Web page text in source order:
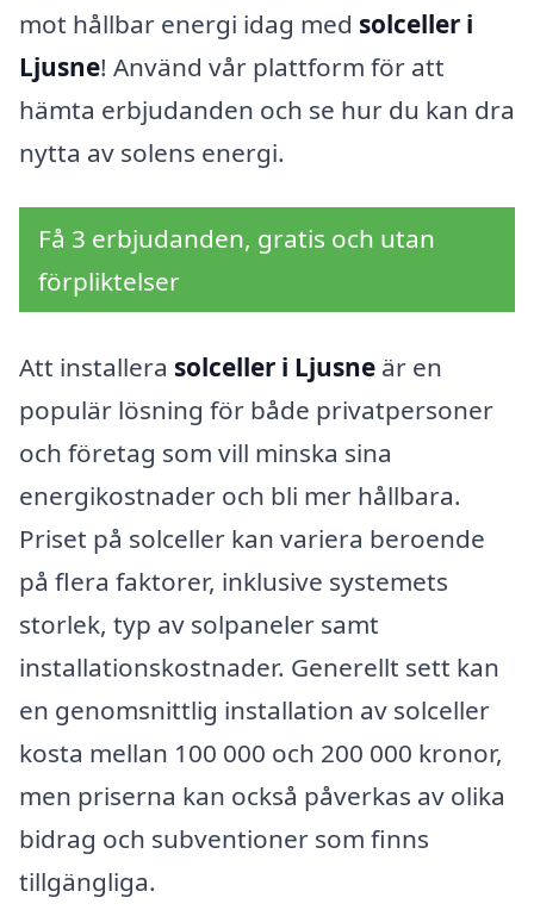
mot hållbar energi idag med solceller i
Ljusne! Använd vår plattform för att
hämta erbjudanden och se hur du kan dra
nytta av solens energi.
Få 3 erbjudanden, gratis och utan
förpliktelser
Att installera solceller i Ljusne är en
populär lösning för både privatpersoner
och företag som vill minska sina
energikostnader och bli mer hållbara.
Priset på solceller kan variera beroende
på flera faktorer, inklusive systemets
storlek, typ av solpaneler samt
installationskostnader. Generellt sett kan
en genomsnittlig installation av solceller
kosta mellan 100 000 och 200 000 kronor,
men priserna kan också påverkas av olika
bidrag och subventioner som finns
tillgängliga.